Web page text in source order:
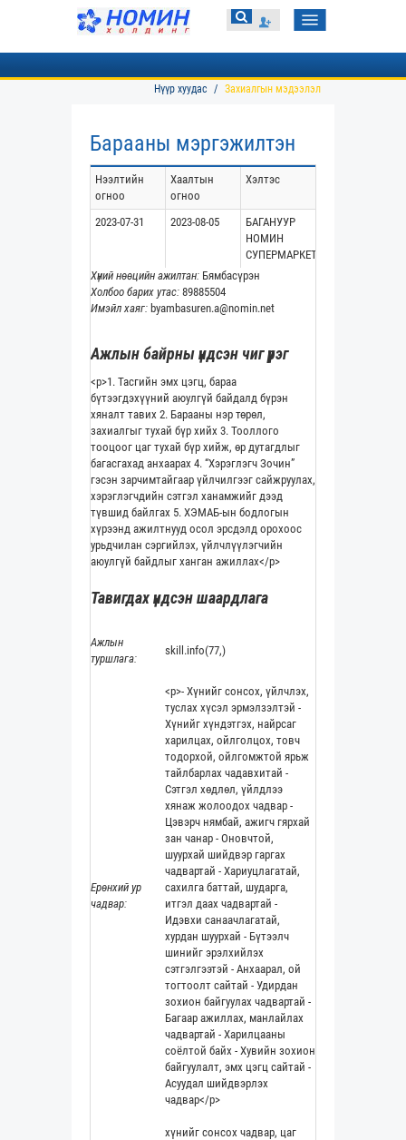
Toggle
navigation
Нүүр хуудас Захиалгын мэдээлэл
Барааны мэргэжилтэн
Нээлтийн
огноо
Хаалтын
огноо
Хэлтэс
2023-07-31 2023-08-05
БАГАНУУР
НОМИН
СУПЕРМАРКЕТ
Хүний нөөцийн ажилтан: Бямбасүрэн
Холбоо барих утас: 89885504
Имэйл хаяг: byambasuren.a@nomin.net
Ажлын байрны үндсэн чиг үүрэг
<p>1. Тасгийн эмх цэгц, бараа
бүтээгдэхүүний аюулгүй байдалд бүрэн
хяналт тавих 2. Барааны нэр төрөл,
захиалгыг тухай бүр хийх 3. Тооллого
тооцоог цаг тухай бүр хийж, өр дутагдлыг
багасгахад анхаарах 4. “Хэрэглэгч Зочин”
гэсэн зарчимтайгаар үйлчилгээг сайжруулах,
хэрэглэгчдийн сэтгэл ханамжийг дээд
түвшид байлгах 5. ХЭМАБ-ын бодлогын
хүрээнд ажилтнууд осол эрсдэлд орохоос
урьдчилан сэргийлэх, үйлчлүүлэгчийн
аюулгүй байдлыг ханган ажиллах</p>
Тавигдах үндсэн шаардлага
Ажлын
туршлага:
skill.info(77,)
Ерөнхий ур
чадвар:
<p>- Хүнийг сонсох, үйлчлэх,
туслах хүсэл эрмэлзэлтэй -
Хүнийг хүндэтгэх, найрсаг
харилцах, ойлголцох, товч
тодорхой, ойлгомжтой ярьж
тайлбарлах чадавхитай -
Сэтгэл хөдлөл, үйлдлээ
хянаж жолоодох чадвар -
Цэвэрч нямбай, ажигч гярхай
зан чанар - Оновчтой,
шуурхай шийдвэр гаргах
чадвартай - Хариуцлагатай,
сахилга баттай, шударга,
итгэл даах чадвартай -
Идэвхи санаачлагатай,
хурдан шуурхай - Бүтээлч
шинийг эрэлхийлэх
сэтгэлгээтэй - Анхаарал, ой
тогтоолт сайтай - Удирдан
зохион байгуулах чадвартай -
Багаар ажиллах, манлайлах
чадвартай - Харилцааны
соёлтой байх - Хувийн зохион
байгуулалт, эмх цэгц сайтай -
Асуудал шийдвэрлэх
чадвар</p>
хүнийг сонсох чадвар, цаг